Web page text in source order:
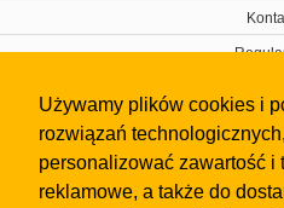
Używamy plików cookies i
rozwiązań
personalizować zawartość i
reklamowe, a także do